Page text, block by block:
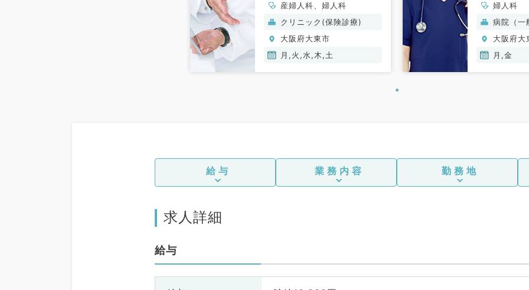
産婦人科、婦人科
クリニック(保険診療)
大阪府大東市
月,火,水,木,土
婦人科
病院（一
大阪府大
月,金
給与 業務内容 勤務地
求人詳細
給与